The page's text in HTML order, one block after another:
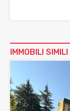
IMMOBILI SIMILI